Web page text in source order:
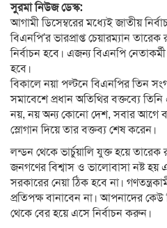
সুরমা নিউজ ডেস্ক:
আগামী ডিসেম্বরের মধ্যেই জাতীয়
বিএনপি’র ভারপ্রাপ্ত চেয়ারম্যান
নির্বাচন হবে। এজন্য বিএনপি
হবে।
বিকালে নয়া পল্টনে বিএনপির তিন
সমাবেশে প্রধান অতিথির বক্তব্যে তিনি
নয়, নয় অন্য কোনো দেশ, সবার আগে
স্লোগান দিয়ে তার বক্তব্য শেষ করেন।
লন্ডন থেকে ভার্চুয়ালি যুক্ত হয়ে
জনগণের বিশ্বাস ও ভালোবাসা নষ্ট হয়
সরকারের নেয়া ঠিক হবে না।
প্রতিপক্ষ বানাবেন না। আপনাদের
থেকে বের হয়ে এসে নির্বাচন করুন।